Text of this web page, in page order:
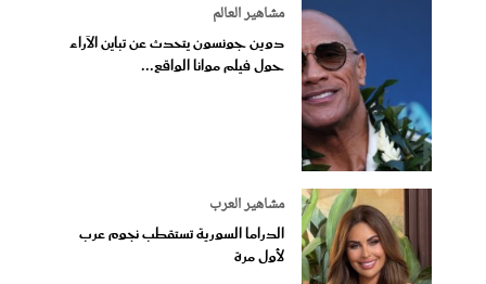
مشاهير العالم
دوين جونسون يتحدث عن تباين الآراء
حول فيلم موانا الواقع...
مشاهير العرب
الدراما السورية تستقطب نجوم عرب
لأول مرة